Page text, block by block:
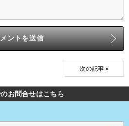
次の記事 »
お問合せはこちら